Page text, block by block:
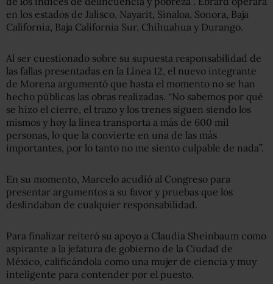
en los estados de Jalisco, Nayarit, Sinaloa, Sonora, Baja
California, Baja California Sur, Chihuahua y Durango.
Al ser cuestionado sobre su supuesta responsabilidad de
las fallas presentadas en la Línea 12, el nuevo integrante
de Morena argumentó que hasta el momento no se han
hecho públicas las obras realizadas. “No sabemos por qué
se hizo el cierre, el trazo y los trenes siguen siendo los
mismos y hoy la línea transporta a más de 600 mil
personas, lo que la convierte en una de las más
importantes, por lo tanto no me siento culpable de nada”.
En su momento, Marcelo acudió al Congreso para
presentar argumentos a su favor y pruebas que los
deslindaban de cualquier responsabilidad.
Para finalizar reiteró su apoyo a Claudia Sheinbaum como
aspirante a la jefatura de gobierno de la Ciudad de
México, calificándola como una mujer de ciencia y muy
inteligente para contender por el puesto.